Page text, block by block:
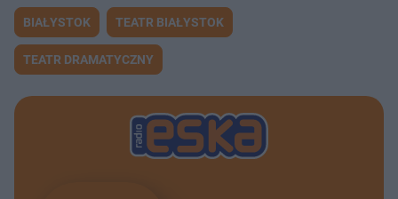
BIAŁYSTOK TEATR BIAŁYSTOK
TEATR DRAMATYCZNY